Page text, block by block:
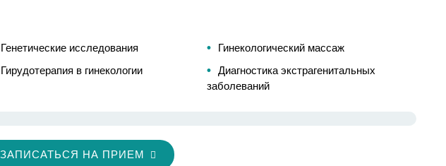
Генетические исследования
Гинекологический массаж
Гирудотерапия в гинекологии
Диагностика экстрагенитальных
заболеваний
ЗАПИСАТЬСЯ НА ПРИЕМ